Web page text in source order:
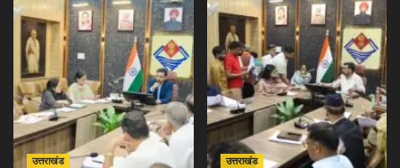
उत्तराखंड उत्तराखंड